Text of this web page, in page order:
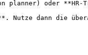
planner) oder **HR-
Nutze dann die